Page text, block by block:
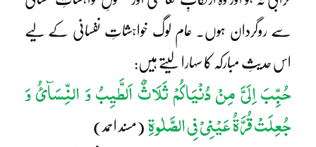
سے روگردان ہوں۔ عام لوگ خواہشاتِ نفسانی کے لیے
اس حدیثِ مبارکہ کا سہارا لیتے ہیں:
حُبِّبَ اِلَیَّ مِنْ دُنْیَاکُمْ ثَلَاثٌ اَلطَّیِبُ وَ النِّسَآئُ وَ
جُعِلَتْ قُرَّۃُ عَیْنِیْ فِی الصَّلٰوۃِ (مسند احمد)